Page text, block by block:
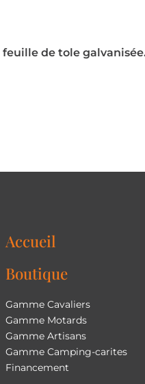
feuille de tole
Accueil
Boutique
Gamme Cavaliers
Gamme Motards
Gamme Artisans
Gamme Camping-carites
Financement